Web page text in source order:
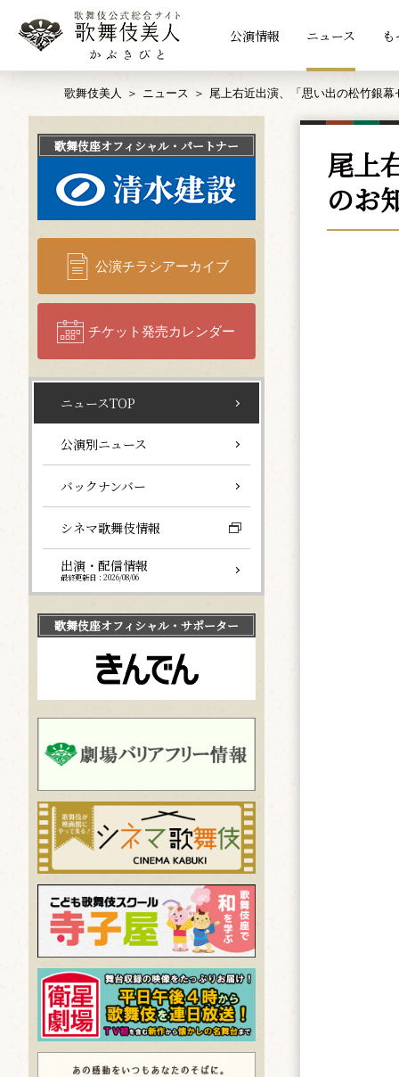
公演情報 ニュース
歌舞伎美人 ニュース 尾上右近出演、「思い出の松竹銀
尾上
のお
歌舞伎座オフィシャル・パートナー
公演チラシアーカイブ
チケット発売カレンダー
ニュースTOP
公演別ニュース
バックナンバー
シネマ歌舞伎情報
出演・配信情報
最終更新日：2026/08/06
歌舞伎座オフィシャル・サポーター